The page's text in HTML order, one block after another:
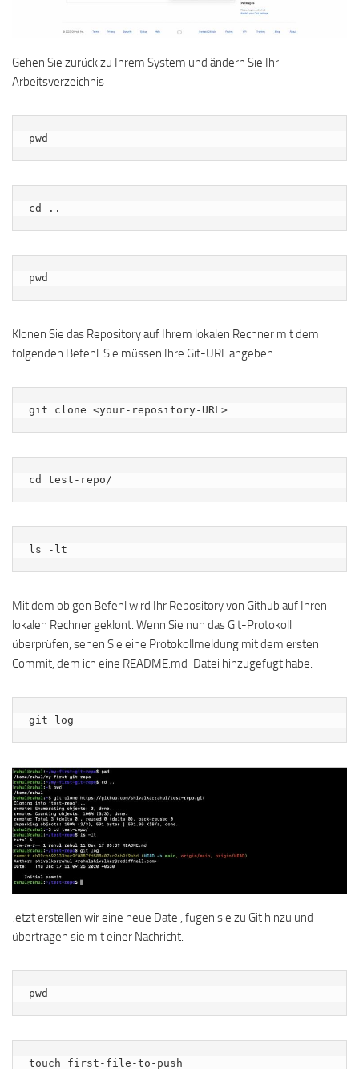
Gehen Sie zurück zu Ihrem System und ändern Sie Ihr
Arbeitsverzeichnis
pwd
cd ..
pwd
Klonen Sie das Repository auf Ihrem lokalen Rechner mit dem
folgenden Befehl. Sie müssen Ihre Git-URL angeben.
git clone <your-repository-URL>
cd test-repo/
ls -lt
Mit dem obigen Befehl wird Ihr Repository von Github auf Ihren
lokalen Rechner geklont. Wenn Sie nun das Git-Protokoll
überprüfen, sehen Sie eine Protokollmeldung mit dem ersten
Commit, dem ich eine README.md-Datei hinzugefügt habe.
git log
Jetzt erstellen wir eine neue Datei, fügen sie zu Git hinzu und
übertragen sie mit einer Nachricht.
pwd
touch first-file-to-push